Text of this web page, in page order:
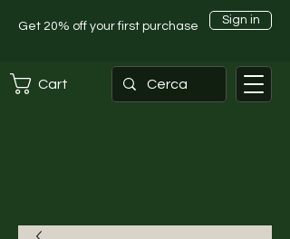
Get 20% off your first purchase Sign in
Cart